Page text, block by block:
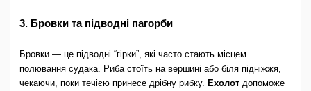
3. Бровки та підводні пагорби
Бровки — це підводні “гірки”, які часто стають місцем
полювання судака. Риба стоїть на вершині або біля підніжжя,
чекаючи, поки течією принесе дрібну рибку. Ехолотдопоможе